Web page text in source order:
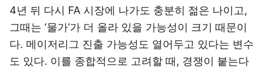
4년 뒤 다시 FA 시장에 나가도 충분히 젊은 나이고,
그때는 ‘물가’가 더 올라 있을 가능성이 크기 때문이
다. 메이저리그 진출 가능성도 열어두고 있다는 변수
도 있다. 이를 종합적으로 고려할 때, 경쟁이 붙는다